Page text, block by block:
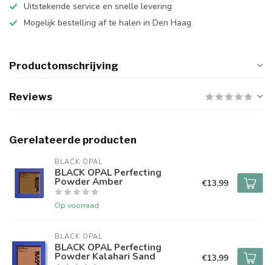
Uitstekende service en snelle levering
Mogelijk bestelling af te halen in Den Haag
Productomschrijving
Reviews
Gerelateerde producten
BLACK OPAL
BLACK OPAL Perfecting
Powder Amber
Op voorraad
€13,99
BLACK OPAL
BLACK OPAL Perfecting
Powder Kalahari Sand €13,99